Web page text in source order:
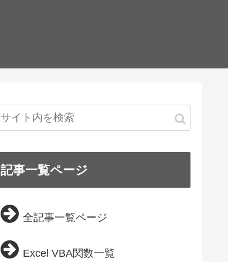
記事一覧ページ
全記事一覧ページ
Excel VBA関数一覧